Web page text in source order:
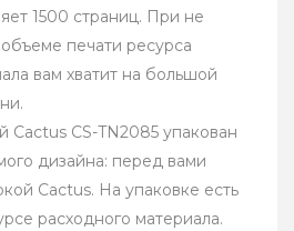
1500 страниц. При не
печати ресурса
вам хватит на большой
Cactus CS-TN2085 упакован
дизайна: перед вами
Cactus. На упаковке есть
расходного материала.